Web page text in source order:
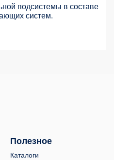
подсистемы в составе
систем.
Полезное
Каталоги